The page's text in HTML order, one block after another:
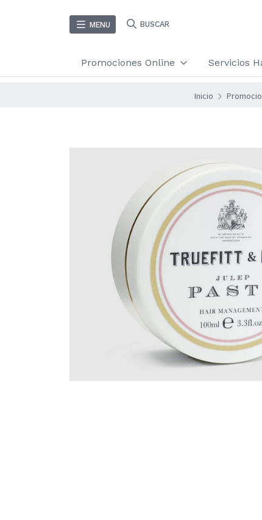
MENU BUSCAR
Promociones Online Servicios
Inicio